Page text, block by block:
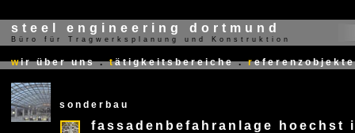
steel engineering dortmund
Büro für Tragwerksplanung und Konstruktion
wir über uns . tätigkeitsbereiche . referenzobjekte
sonderbau
X
fassadenbefahranlage hoechst